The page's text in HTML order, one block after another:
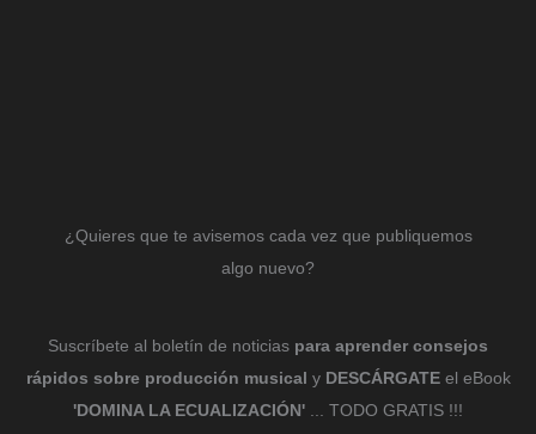
¿Quieres que te avisemos cada vez que publiquemos
algo nuevo?
Suscríbete al boletín de noticias para aprender consejos
rápidos sobre producción musical y DESCÁRGATEel eBook
'DOMINA LA ECUALIZACIÓN' ... TODO GRATIS !!!